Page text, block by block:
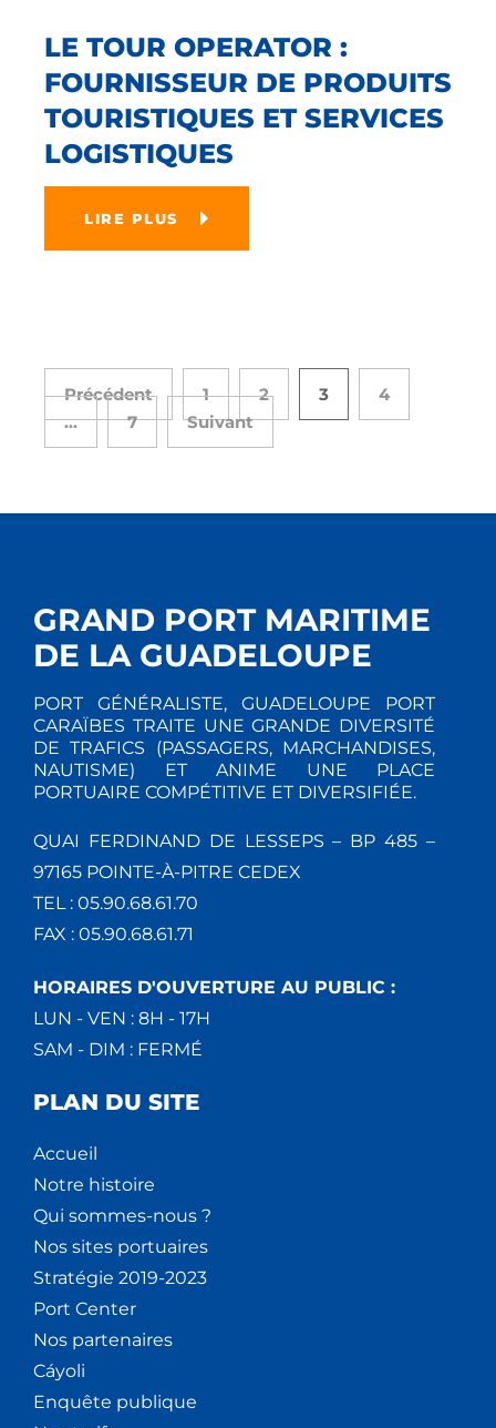
LE TOUR OPERATOR :
FOURNISSEUR DE PRODUITS
TOURISTIQUES ET SERVICES
LOGISTIQUES
LIRE PLUS
Précédent 1 2 3
4
…
7 Suivant
GRAND PORT MARITIME
DE LA GUADELOUPE
PORT GÉNÉRALISTE, GUADELOUPE PORT
CARAÏBES TRAITE UNE GRANDE DIVERSITÉ
DE TRAFICS (PASSAGERS, MARCHANDISES,
NAUTISME) ET ANIME UNE PLACE
PORTUAIRE COMPÉTITIVE ET DIVERSIFIÉE.
QUAI FERDINAND DE LESSEPS – BP 485 –
97165 POINTE-À-PITRE CEDEX
TEL : 05.90.68.61.70
FAX : 05.90.68.61.71
HORAIRES D'OUVERTURE AU PUBLIC :
LUN - VEN : 8H - 17H
SAM - DIM : FERMÉ
PLAN DU SITE
Accueil
Notre histoire
Qui sommes-nous ?
Nos sites portuaires
Stratégie 2019-2023
Port Center
Nos partenaires
Cáyoli
Enquête publique